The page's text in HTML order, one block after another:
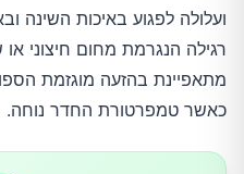
הסיבות השכיחות ביותר
ועלולה לפגוע באיכות השינה
רגילה הנגרמת מחום חיצוני
מתאפיינת בהזעה מוגזמת
כאשר טמפרטורת החדר נוחה.